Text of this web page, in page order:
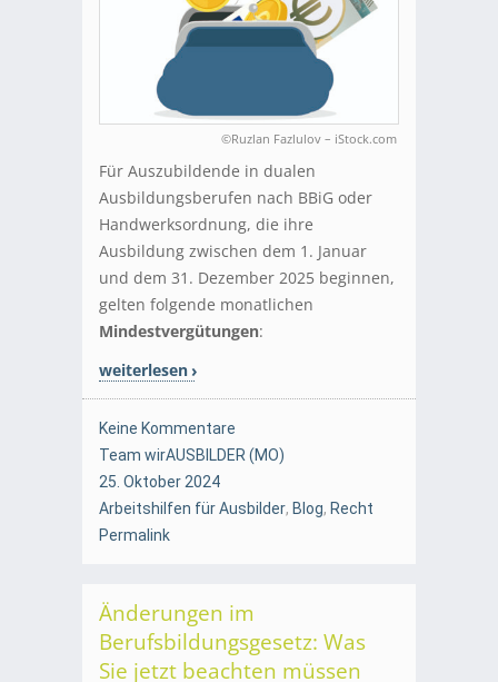
©Ruzlan Fazlulov – iStock.com
Für Auszubildende in dualen
Ausbildungsberufen nach BBiG oder
Handwerksordnung, die ihre
Ausbildung zwischen dem 1. Januar
und dem 31. Dezember 2025 beginnen,
gelten folgende monatlichen
Mindestvergütungen:
weiterlesen
Keine Kommentare
Team wirAUSBILDER (MO)
25. Oktober 2024
Arbeitshilfen für Ausbilder, Blog, Recht
Permalink
Änderungen im
Berufsbildungsgesetz: Was
Sie jetzt beachten müssen